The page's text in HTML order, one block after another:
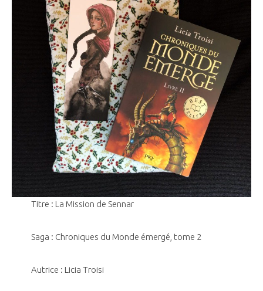
Titre : La Mission de Sennar
Saga : Chroniques du Monde émergé, tome 2
Autrice : Licia Troisi